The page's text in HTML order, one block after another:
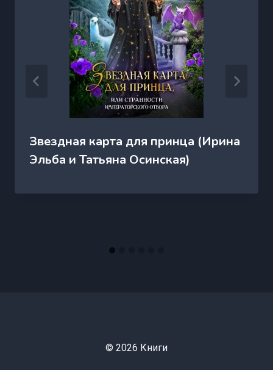
Звездная карта для принца (Ирина
Эльба и Татьяна Осинская)
© 2026 Книги